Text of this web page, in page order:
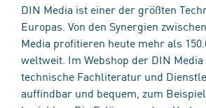
DIN Media ist einer der größten
Europas. Von den Synergien
Media profitieren heute mehr als
weltweit. Im Webshop der DIN Media
technische Fachliteratur und
auffindbar und bequem, zum